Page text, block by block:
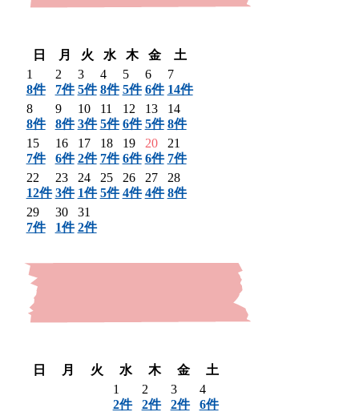
日
月 火 水 木 金
土
1
8件
2
7件
3
5件
4
8件
5
5件
6
6件
7
14件
8
8件
9
8件
10
3件
11
5件
12
6件
13
5件
14
8件
15
7件
16
6件
17
2件
18
7件
19
6件
20
6件
21
7件
22
12件
23
3件
24
1件
25
5件
26
4件
27
4件
28
8件
29
7件
30
1件
31
2件
日
月 火 水 木 金
土
1
2件
2
2件
3
2件
4
6件